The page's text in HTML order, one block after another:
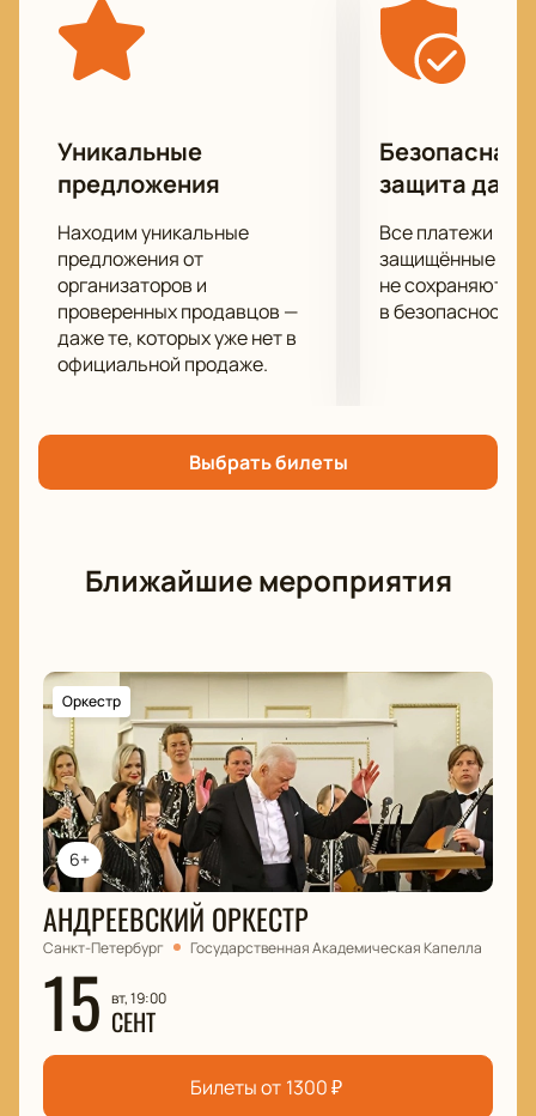
в сопровождении театральных постановок, балета,
концертах филармонии. Все они неоднократно
становились лауреатами музыкальных премий и
международного уровня.
Получите массу удовольствия от прослушивания
прекрасной музыки, которая затрагивает самые
сокровенные струны души.
Уникальные
предложения
Находим уникальные
предложения от
организаторов и
проверенных продавцов —
даже те, которых уже нет в
официальной продаже.
Безопасная
защита
Все платежи
защищённые
не сохраняются
в безопасности.
Выбрать билеты
Ближайшие мероприятия
6+
Оркестр
АНДРЕЕВСКИЙ ОРКЕСТР
Санкт-Петербург Государственная Академическая Капелла
15 вт, 19:00
СЕНТ
Билеты от 1300₽